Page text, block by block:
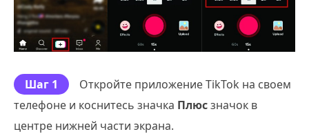
Шаг 1
Откройте приложение TikTok на своем
телефоне и коснитесь значка Плюсзначок в
центре нижней части экрана.